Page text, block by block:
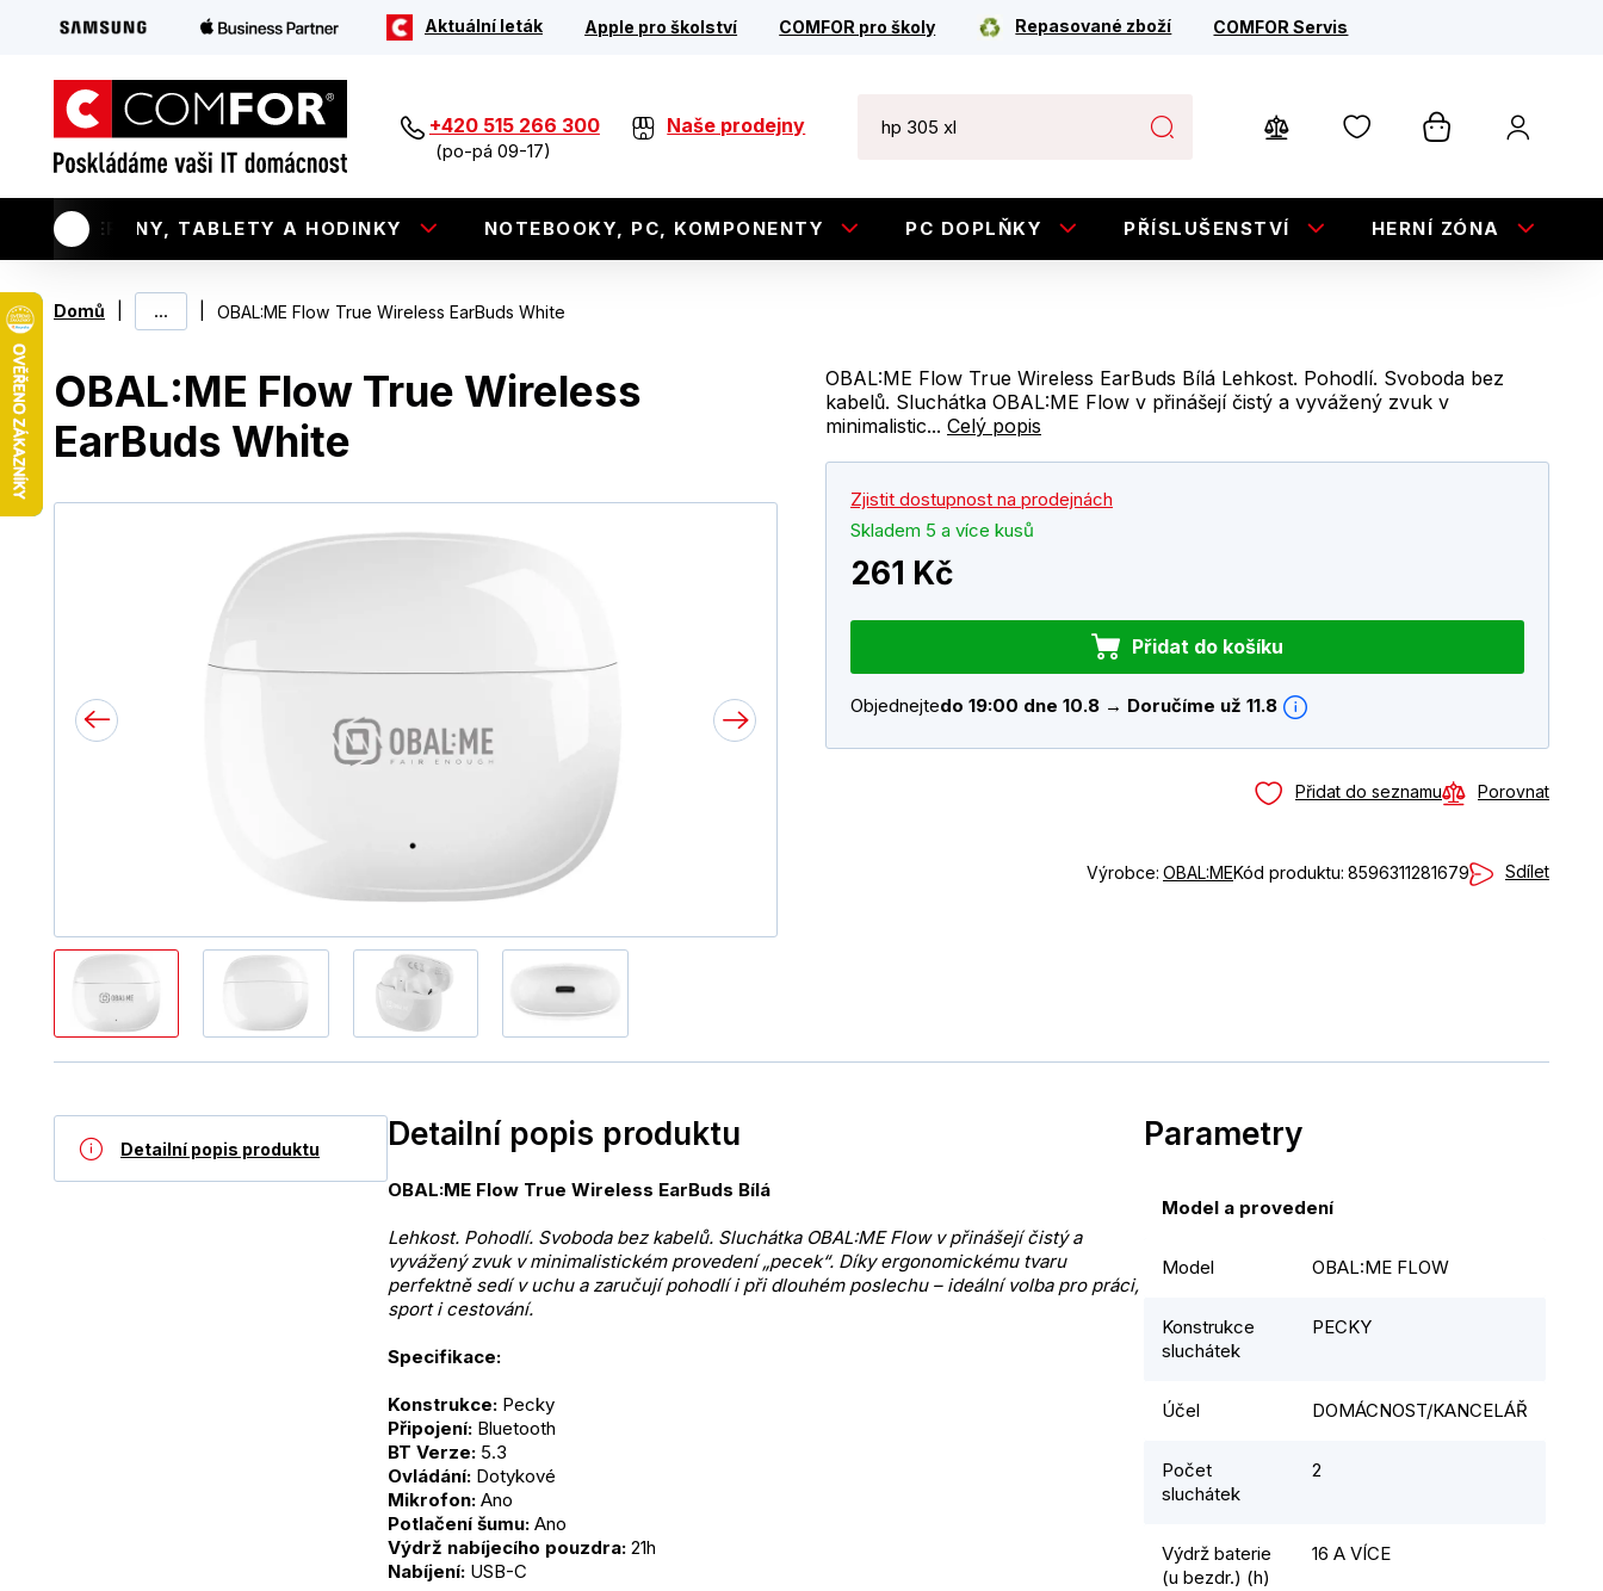
Aktuální leták Apple pro školství COMFOR pro školy Repasované zboží COMFOR Servis
+420 515 266 300
(po-pá 09-17)
Naše prodejny
TELEFONY, TABLETY A HODINKY NOTEBOOKY, PC, KOMPONENTY PC DOPLŇKY PŘÍSLUŠENSTVÍ HERNÍ ZÓNA
Domů ... OBAL:ME Flow True Wireless EarBuds White
OBAL:ME Flow True Wireless
EarBuds White
OBAL:ME Flow True Wireless EarBuds Bílá Lehkost. Pohodlí. Svoboda bez
kabelů. Sluchátka OBAL:ME Flow v přinášejí čistý a vyvážený zvuk v
minimalistic... Celý popis
Zjistit dostupnost na prodejnách
Skladem 5 a více kusů
261 Kč
Přidat do košíku
Objednejtedo 19:00 dne 10.8 → Doručíme už 11.8
Přidat do seznamu Porovnat
Výrobce: OBAL:MEKód produktu: 8596311281679 Sdílet
Detailní popis produktu Detailní popis produktu
OBAL:ME Flow True Wireless EarBuds Bílá
Lehkost. Pohodlí. Svoboda bez kabelů. Sluchátka OBAL:ME Flow v přinášejí čistý a
vyvážený zvuk v minimalistickém provedení „pecek“. Díky ergonomickému tvaru
perfektně sedí v uchu a zaručují pohodlí i při dlouhém poslechu – ideální volba pro práci,
sport i cestování.
Specifikace:
Konstrukce: Pecky
Připojení: Bluetooth
BT Verze: 5.3
Ovládání: Dotykové
Mikrofon: Ano
Potlačení šumu: Ano
Výdrž nabíjecího pouzdra: 21h
Nabíjení: USB-C
Parametry
Model a provedení
Model OBAL:ME FLOW
Konstrukce
sluchátek
PECKY
Účel DOMÁCNOST/KANCELÁŘ
Počet
sluchátek
2
Výdrž baterie
(u bezdr.) (h)
16 A VÍCE